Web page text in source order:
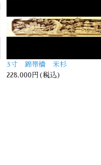
3寸 錦帯橋 米杉
228,000円(税込)